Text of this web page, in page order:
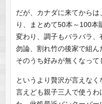
だが、カナダに来てから
り、まとめて50本～100
変わり、調子もバラバラ、
勿論、割れ竹の後家で組ん
そのうち好みが無くなって
というより贅沢が言えな
言えども親子三人で使う